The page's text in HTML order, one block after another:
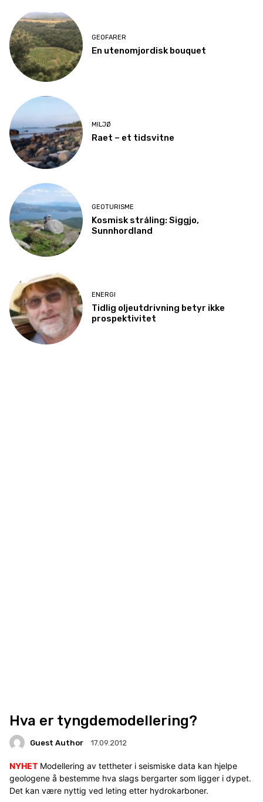
GEOFARER
En utenomjordisk bouquet
MILJØ
Raet – et tidsvitne
GEOTURISME
Kosmisk stråling: Siggjo,
Sunnhordland
ENERGI
Tidlig oljeutdrivning betyr ikke
prospektivitet